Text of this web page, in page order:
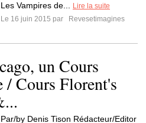
Les Vampires de...
Lire la suite
Le 16 juin 2015 par
Revesetimagines
un Cours
/ Cours Florent's
Par/by Denis Tison Rédacteur/Editor